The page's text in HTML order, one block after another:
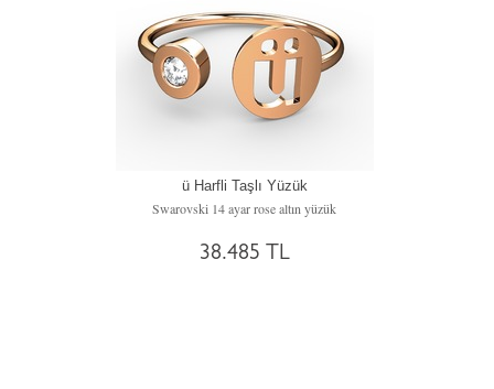
ü Harfli Taşlı Yüzük
Swarovski 14 ayar rose altın yüzük
38.485 TL